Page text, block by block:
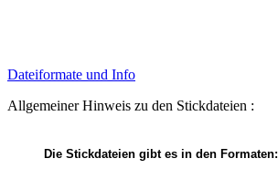
Dateiformate und Info
Allgemeiner Hinweis zu den Stickdateien :
Die Stickdateien gibt es in den Formaten: